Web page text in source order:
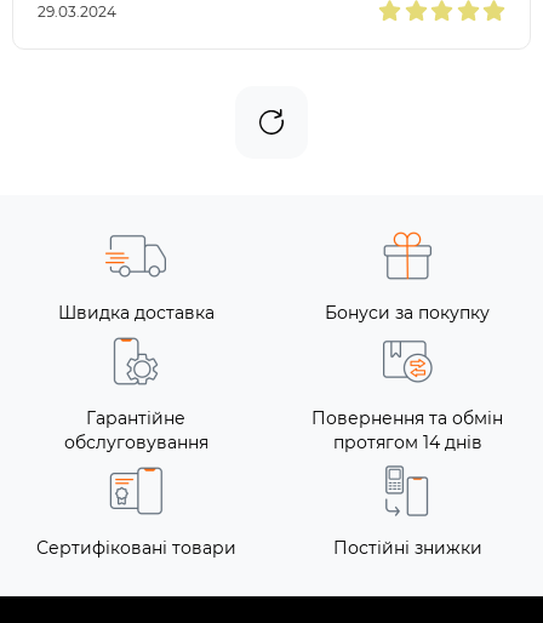
29.03.2024
Швидка доставка Бонуси за покупку
Гарантійне
обслуговування
Повернення та обмін
протягом 14 днів
Сертифіковані товари Постійні знижки